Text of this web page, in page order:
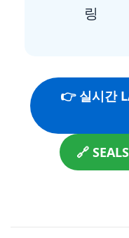
링
👉 실시간
🔗